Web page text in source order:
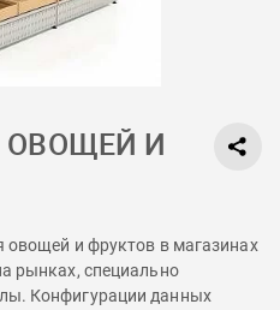
И
овощей и фруктов в магазинах
рынках, специально
Конфигурации данных